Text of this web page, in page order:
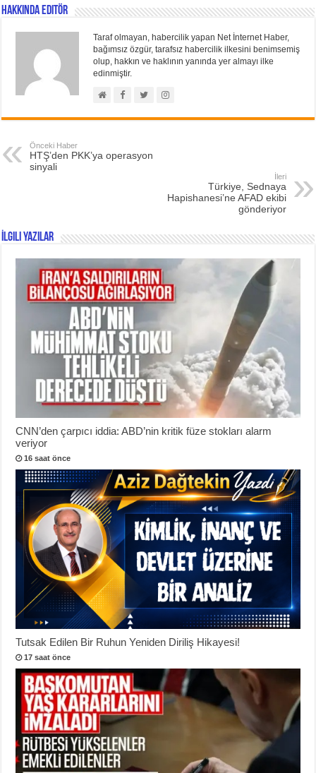
Hakkında Editör
Taraf olmayan, habercilik yapan Net İnternet Haber,
bağımsız özgür, tarafsız habercilik ilkesini benimsemiş
olup, hakkın ve haklının yanında yer almayı ilke
edinmiştir.
Önceki Haber
HTŞ’den PKK’ya operasyon
sinyali
İleri
Türkiye, Sednaya
Hapishanesi’ne AFAD ekibi
gönderiyor
İlgili Yazılar
CNN’den çarpıcı iddia: ABD’nin kritik füze stokları alarm
veriyor
16 saat önce
Tutsak Edilen Bir Ruhun Yeniden Diriliş Hikayesi!
17 saat önce